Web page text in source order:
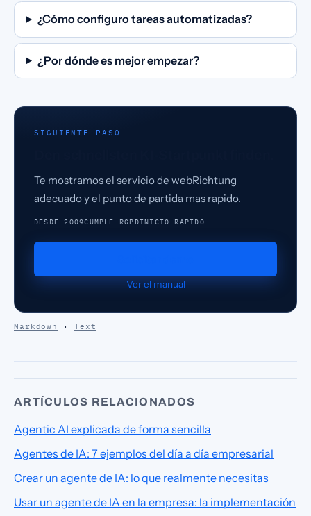
¿Cómo configuro tareas automatizadas?
¿Por dónde es mejor empezar?
SIGUIENTE PASO
Te mostramos el servicio de webRichtung
adecuado y el punto de partida mas rapido.
DESDE 2009CUMPLE RGPDINICIO RAPIDO
Ver el manual
Markdown · Text
ARTÍCULOS RELACIONADOS
Agentic AI explicada de forma sencilla
Agentes de IA: 7 ejemplos del día a día empresarial
Crear un agente de IA: lo que realmente necesitas
Usar un agente de IA en la empresa: la implementación